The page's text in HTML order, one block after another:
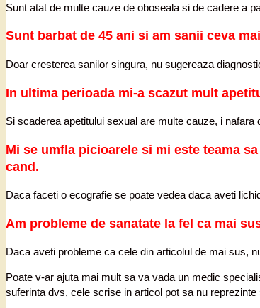
Sunt atat de multe cauze de oboseala si de cadere a
Sunt barbat de 45 ani si am sanii ceva
Doar cresterea sanilor singura, nu sugereaza
In ultima perioada mi-a scazut mult
Si scaderea apetitului sexual are multe cauze, i nafara
Mi se umfla picioarele si mi este teama
cand.
Daca faceti o ecografie se poate vedea daca aveti
Am probleme de sanatate la fel ca mai
Daca aveti probleme ca cele din articolul de mai sus,
Poate v-ar ajuta mai mult sa va vada un medic
suferinta dvs, cele scrise in articol pot sa nu